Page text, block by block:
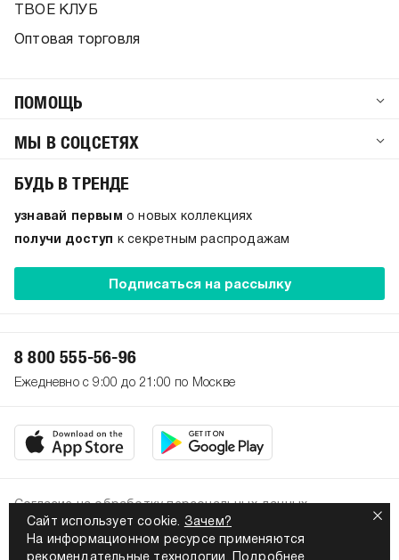
Сайт использует cookie. Зачем?
На информационном ресурсе применяются
ТВОЕ КЛУБ
Оптовая торговля
ПОМОЩЬ
МЫ В СОЦСЕТЯХ
БУДЬ В ТРЕНДЕ
узнавай первым о новых коллекциях
получи доступ к секретным распродажам
Подписаться на рассылку
8 800 555-56-96
Ежедневно с 9:00 до 21:00 по Москве
2026. Все права защищены
Политика конфиденциальности
Согласие на обработку персональных данных